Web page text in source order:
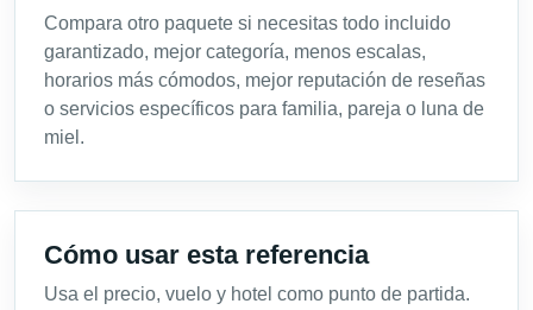
Compara otro paquete si necesitas todo incluido
garantizado, mejor categoría, menos escalas,
horarios más cómodos, mejor reputación de reseñas
o servicios específicos para familia, pareja o luna de
miel.
Cómo usar esta referencia
Usa el precio, vuelo y hotel como punto de partida.